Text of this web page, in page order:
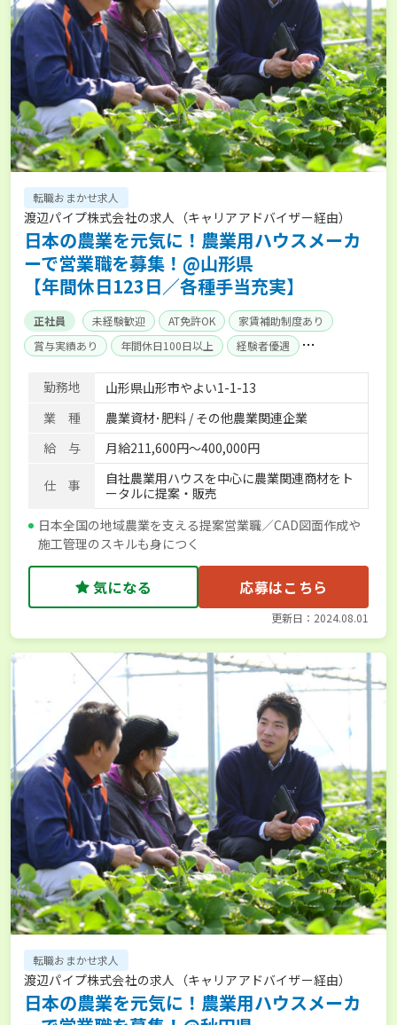
転職おまかせ求人
渡辺パイプ株式会社の求人（キャリアアドバイザー経由）
日本の農業を元気に！農業用ハウスメーカ
ーで営業職を募集！@山形県
【年間休日123日／各種手当充実】
正社員 未経験歓迎 AT免許OK
家賃補助制度あり
賞与実績あり
年間休日100日以上
経験者優遇
産休･育休取得実績あり
社会保険完備 単身寮あり
勤務地
山形県山形市やよい1-1-13
業 種
農業資材･肥料 / その他農業関連企業
給 与
月給211,600円～400,000円
仕 事
自社農業用ハウスを中心に農業関連商材をト
ータルに提案・販売
日本全国の地域農業を支える提案営業職／CAD図面作成や
施工管理のスキルも身につく
気になる 応募はこちら
更新日：2024.08.01
転職おまかせ求人
渡辺パイプ株式会社の求人（キャリアアドバイザー経由）
日本の農業を元気に！農業用ハウスメーカ